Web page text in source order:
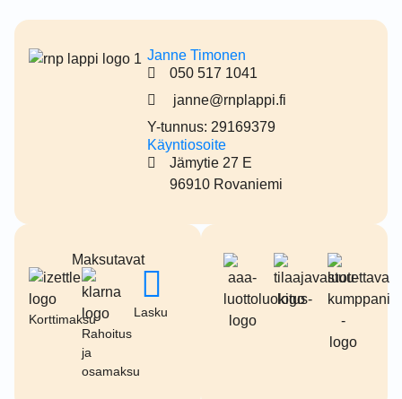
Janne Timonen
050 517 1041
janne@rnplappi.fi
Y-tunnus: 29169379
Käyntiosoite
Jämytie 27 E
96910 Rovaniemi
Maksutavat
Korttimaksu
Rahoitus
ja
osamaksu
Lasku